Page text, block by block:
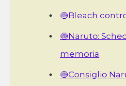
🍥Bleach
🍥Naruto:
memoria
🍥Consiglio